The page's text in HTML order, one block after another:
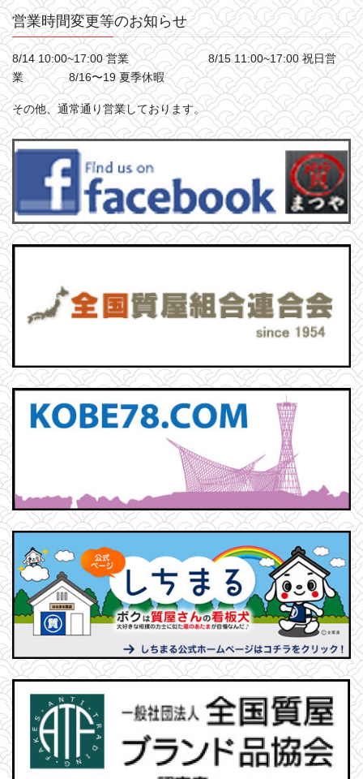
営業時間変更等のお知らせ
8/14 10:00~17:00 営業 8/15 11:00~17:00 祝日営
業 8/16〜19 夏季休暇
その他、通常通り営業しております。